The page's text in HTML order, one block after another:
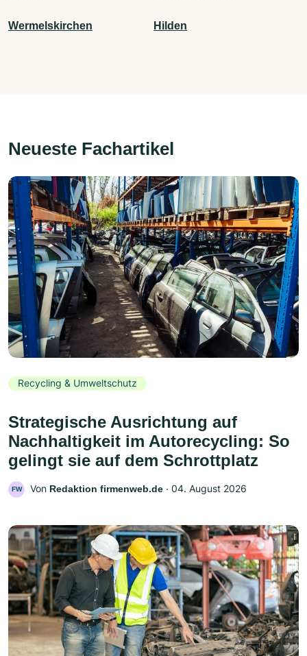
Wermelskirchen Hilden
Neueste Fachartikel
Recycling & Umweltschutz
Strategische Ausrichtung auf
Nachhaltigkeit im Autorecycling: So
gelingt sie auf dem Schrottplatz
FW Von Redaktion firmenweb.de ‧ 04. August 2026